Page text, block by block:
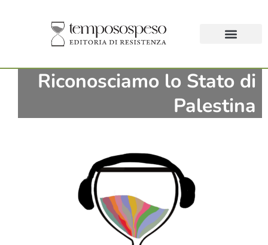
Riconosciamo lo Stato di
Palestina